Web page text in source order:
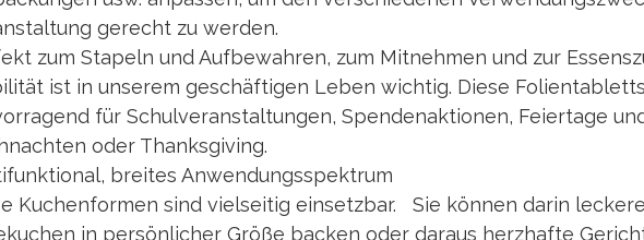
gerecht zu werden.
zum Stapeln und Aufbewahren, zum Mitnehmen und zur
ist in unserem geschäftigen Leben wichtig. Diese
für Schulveranstaltungen, Spendenaktionen, Feiertage
oder Thanksgiving.
breites Anwendungsspektrum
Kuchenformen sind vielseitig einsetzbar. Sie können darin
in persönlicher Größe backen oder daraus herzhafte